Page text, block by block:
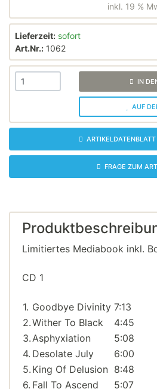
inkl. 19 %
Lieferzeit: sofort
Art.Nr.: 1062
IN
AUF
FRAGE ZUM
Limitiertes Mediabook inkl.
CD 1
1. Goodbye Divinity 7:13
2.Wither To Black
4:45
3. Asphyxiation
5:08
4. Desolate July
6:00
5. King Of Delusion 8:48
6. Fall To Ascend 5:07